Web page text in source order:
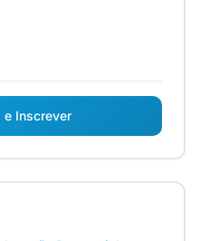
e Inscrever